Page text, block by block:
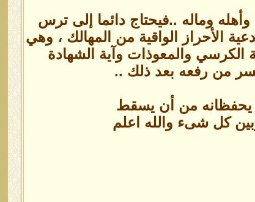
وماله ..فيحتاج دائما إلى ترس
الأحراز الواقية من المهالك ، وهي
والمعوذات وآية الشهادة
من رفعه بعد ذلك ..
يحفظانه من أن يسقط
كل شىء والله اعلم